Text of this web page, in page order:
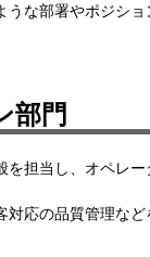
な部署やポジショ
部門
担当し、 オペレー
対応の品質管理など